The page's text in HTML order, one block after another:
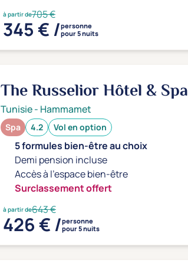
à partir de705 €
345 € /personne
pour 5 nuits
The Russelior Hôtel & Spa
Tunisie- Hammamet
Spa 4.2 Vol en option
5 formules bien-être au choix
Demi pension incluse
Accès à l'espace bien-être
Surclassement offert
à partir de643 €
426 € /personne
pour 5 nuits